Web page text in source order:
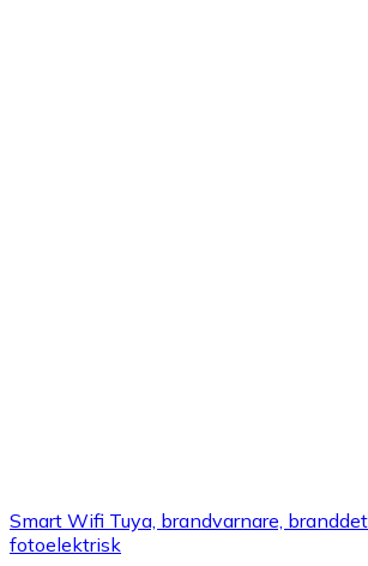
Smart Wifi Tuya, brandvarnare,
fotoelektrisk